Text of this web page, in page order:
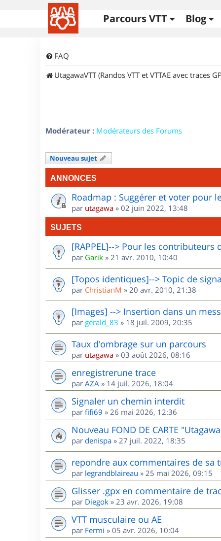
Parcours VTT Blog
FAQ
UtagawaVTT (Randos VTT et VTTAE avec traces
Modérateur : Modérateurs des Forums
Nouveau sujet
ANNONCES
Roadmap : Suggérer et voter pour
par utagawa » 02 juin 2022, 13:48
SUJETS
[RAPPEL]--> Pour les contributeurs
par Garik » 21 avr. 2010, 10:40
[Topos identiques]--> Topic de
par ChristianM » 20 avr. 2010, 21:38
[Images] --> Insertion dans un
par gerald_83 » 18 juil. 2009, 20:35
Taux d'ombrage sur un parcours
par utagawa » 03 août 2026, 08:16
enregistrerune trace
par AZA » 14 juil. 2026, 18:04
Signaler un chemin interdit
par fifi69 » 26 mai 2026, 12:36
Nouveau FOND DE CARTE
par denispa » 27 juil. 2022, 18:35
repondre aux commentaires de sa
par legrandblaireau » 25 mai 2026, 09:15
Glisser .gpx en commentaire de
par Diegok » 23 avr. 2026, 19:08
VTT musculaire ou AE
par Fermi » 05 avr. 2026, 10:04